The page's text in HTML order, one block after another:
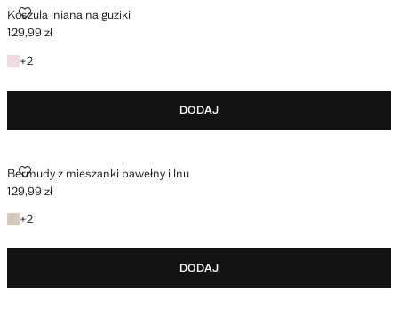
Koszula lniana na guziki
KOSZULA LNIANA NA GUZIKI
Aktualna cena [129,99 zł ]
129,99 zł
+2
+2 kolory
DODAJ
Bermudy z mieszanki bawełny i lnu
BERMUDY Z MIESZANKI BAWEŁNY I LNU
Aktualna cena [129,99 zł ]
129,99 zł
+2
+2 kolory
DODAJ